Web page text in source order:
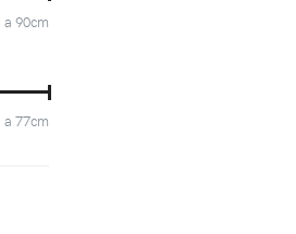
a 90cm
a 77cm